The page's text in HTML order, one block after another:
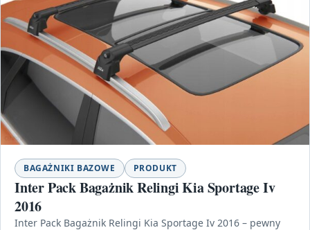
BAGAŻNIKI BAZOWE PRODUKT
Inter Pack Bagażnik Relingi Kia Sportage Iv
2016
Inter Pack Bagażnik Relingi Kia Sportage Iv 2016 – pewny